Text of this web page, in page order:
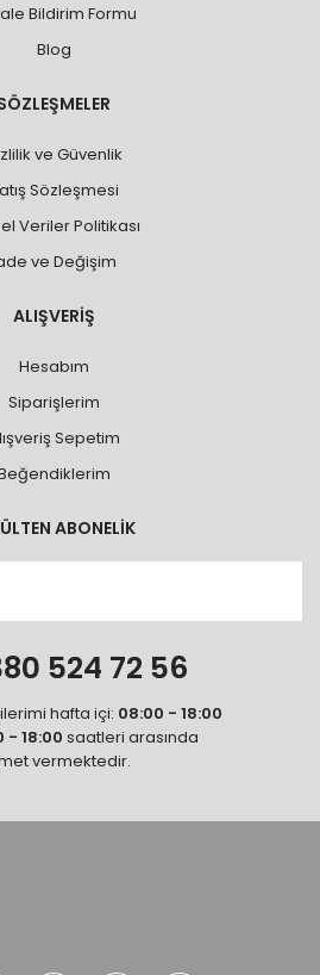
Bildirim Formu
Blog
ve Güvenlik
Sözleşmesi
Veriler Politikası
ve Değişim
ALIŞVERİŞ
Hesabım
Siparişlerim
Sepetim
ABONELİK
524 72 56
hafta içi: 08:00 - 18:00
- 18:00 saatleri arasında
vermektedir.